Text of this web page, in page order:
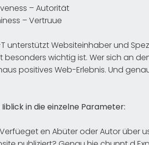
– Autorität
– Vertruue
unterstützt Websiteinhaber und
wichtig ist. Wer sich an
positives Web-Erlebnis. Und
in die einzelne Parameter:
Verfüeget en Abüter oder Autor über